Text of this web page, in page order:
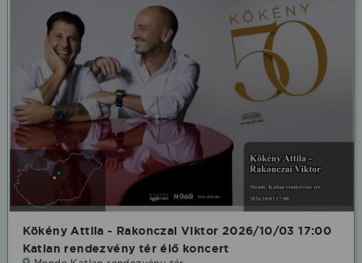
Kökény Attila - Rakonczai Viktor 2026/10/03 17:00
Katlan rendezvény tér élő koncert